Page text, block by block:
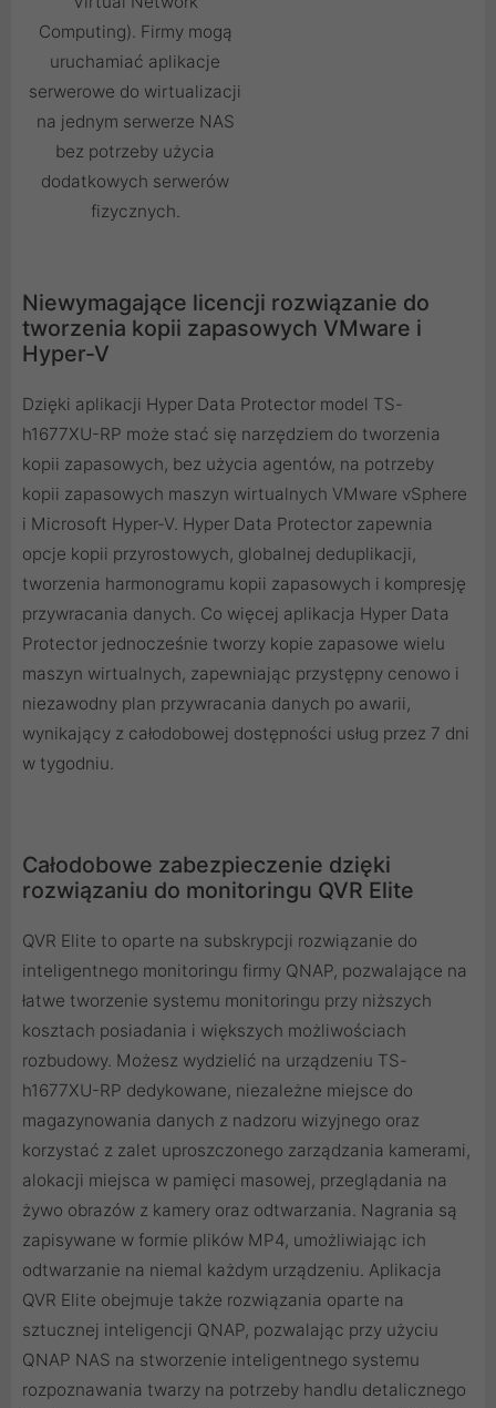
Computing). Firmy mogą
uruchamiać aplikacje
serwerowe do wirtualizacji
na jednym serwerze NAS
bez potrzeby użycia
dodatkowych serwerów
fizycznych.
Niewymagające licencji rozwiązanie do
tworzenia kopii zapasowych VMware i
Hyper-V
Dzięki aplikacji Hyper Data Protector model TS-
h1677XU-RP może stać się narzędziem do tworzenia
kopii zapasowych, bez użycia agentów, na potrzeby
kopii zapasowych maszyn wirtualnych VMware vSphere
i Microsoft Hyper-V. Hyper Data Protector zapewnia
opcje kopii przyrostowych, globalnej deduplikacji,
tworzenia harmonogramu kopii zapasowych i kompresję
przywracania danych. Co więcej aplikacja Hyper Data
Protector jednocześnie tworzy kopie zapasowe wielu
maszyn wirtualnych, zapewniając przystępny cenowo i
niezawodny plan przywracania danych po awarii,
wynikający z całodobowej dostępności usług przez 7 dni
w tygodniu.
Całodobowe zabezpieczenie dzięki
rozwiązaniu do monitoringu QVR Elite
QVR Elite to oparte na subskrypcji rozwiązanie do
inteligentnego monitoringu firmy QNAP, pozwalające na
łatwe tworzenie systemu monitoringu przy niższych
kosztach posiadania i większych możliwościach
rozbudowy. Możesz wydzielić na urządzeniu TS-
h1677XU-RP dedykowane, niezależne miejsce do
magazynowania danych z nadzoru wizyjnego oraz
korzystać z zalet uproszczonego zarządzania kamerami,
alokacji miejsca w pamięci masowej, przeglądania na
żywo obrazów z kamery oraz odtwarzania. Nagrania są
zapisywane w formie plików MP4, umożliwiając ich
odtwarzanie na niemal każdym urządzeniu. Aplikacja
QVR Elite obejmuje także rozwiązania oparte na
sztucznej inteligencji QNAP, pozwalając przy użyciu
QNAP NAS na stworzenie inteligentnego systemu
rozpoznawania twarzy na potrzeby handlu detalicznego